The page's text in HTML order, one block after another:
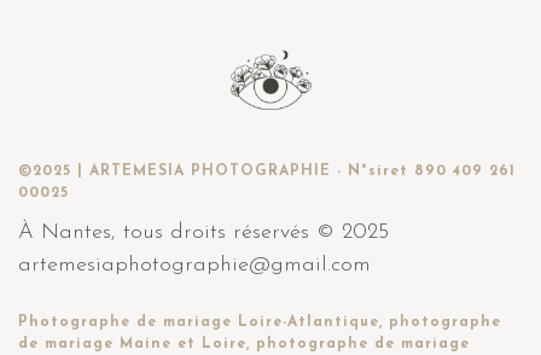
©2025 | ARTEMESIA PHOTOGRAPHIE - N°siret 890 409 261
00025
À Nantes, tous droits réservés © 2025
artemesiaphotographie@gmail.com
Photographe de mariage Loire-Atlantique, photographe
de mariage Maine et Loire, photographe de mariage